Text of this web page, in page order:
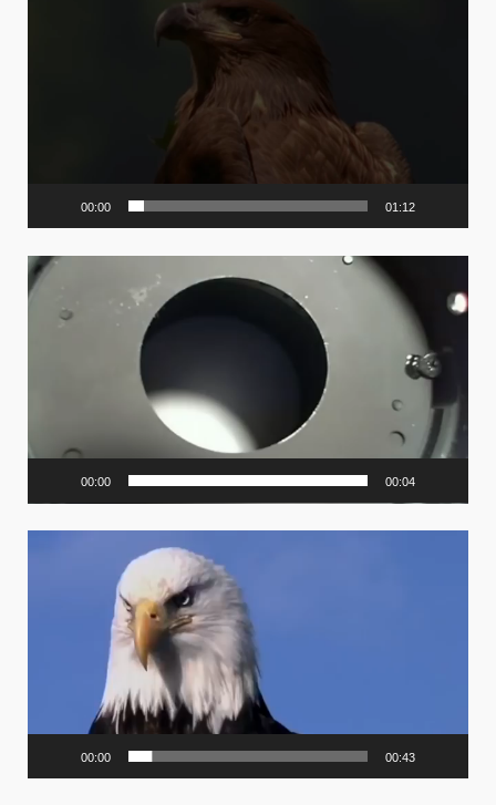
00:00 01:12
Video
Player
00:00 00:04
00:00 00:43